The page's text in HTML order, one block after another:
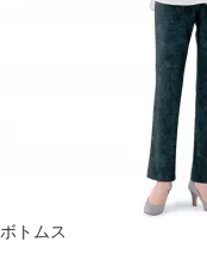
ボトムス